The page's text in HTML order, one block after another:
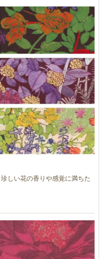
しい花の香りや感覚に満ちた